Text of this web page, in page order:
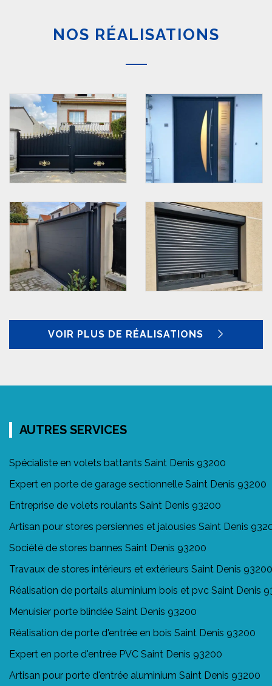
NOS RÉALISATIONS
VOIR PLUS DE RÉALISATIONS
AUTRES SERVICES
Spécialiste en volets battants Saint Denis 93200
Expert en porte de garage sectionnelle Saint Denis 93200
Entreprise de volets roulants Saint Denis 93200
Artisan pour stores persiennes et jalousies Saint Denis
Société de stores bannes Saint Denis 93200
Travaux de stores intérieurs et extérieurs Saint Denis 93200
Réalisation de portails aluminium bois et pvc Saint Denis
Menuisier porte blindée Saint Denis 93200
Réalisation de porte d'entrée en bois Saint Denis 93200
Expert en porte d'entrée PVC Saint Denis 93200
Artisan pour porte d'entrée aluminium Saint Denis 93200